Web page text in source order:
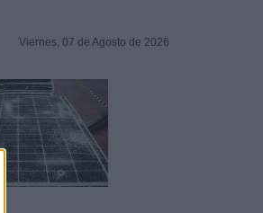
Viernes, 07 de Agosto de 2026